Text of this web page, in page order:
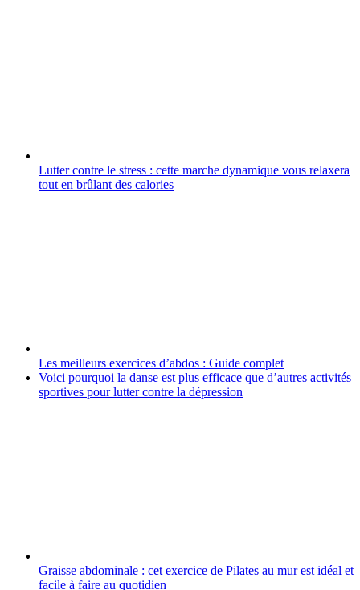
Lutter contre le stress : cette marche dynamique vous relaxera
tout en brûlant des calories
Les meilleurs exercices d’abdos : Guide complet
Voici pourquoi la danse est plus efficace que d’autres activités
sportives pour lutter contre la dépression
Graisse abdominale : cet exercice de Pilates au mur est idéal et
facile à faire au quotidien